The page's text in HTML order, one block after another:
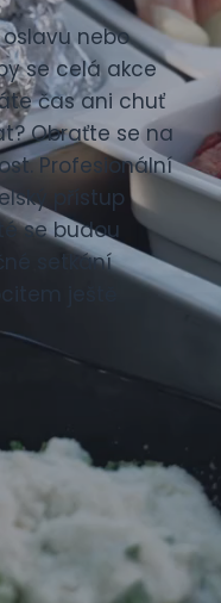
nebo
se celá akce
čas ani chuť
Obraťte se na
Profesionální
přístup
se budou
setkání
ještě